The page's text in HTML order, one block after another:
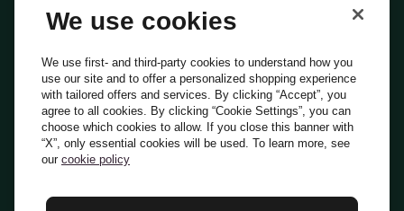
Everli Shoppers
Scopri chi siamo
Domande frequenti
Lavora con noi
Diventa Shopper
Investitori
PrivacyCookiePreferenze Cookie
Termini e Condizioni
Italiano
We use cookies
We use first- and third-party cookies to understand how you
use our site and to offer a personalized shopping experience
with tailored offers and services. By clicking “Accept”, you
agree to all cookies. By clicking “Cookie Settings”, you can
choose which cookies to allow. If you close this banner with
“X”, only essential cookies will be used. To learn more, see
our cookie policy